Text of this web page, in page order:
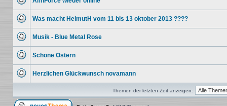
Beiträge
Beiträge
Was macht HelmutH vom 11 bis 13 oktober 2013 ????
Beiträge
Musik - Blue Metal Rose
Beiträge
Schöne Ostern
Herzlichen Glückwunsch novamann
Themen der letzten Zeit anzeigen: